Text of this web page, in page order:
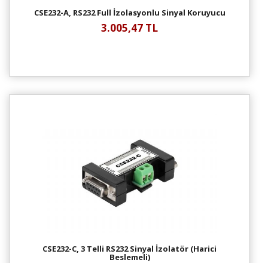
CSE232-A, RS232 Full İzolasyonlu Sinyal Koruyucu
3.005,47 TL
CSE232-C, 3 Telli RS232 Sinyal İzolatör (Harici
Beslemeli)